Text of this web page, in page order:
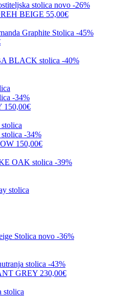
novo -26%
BEIGE 55,00€
-45%
-40%
-34%
150,00€
-34%
150,00€
-39%
novo -36%
-43%
GREY 230,00€